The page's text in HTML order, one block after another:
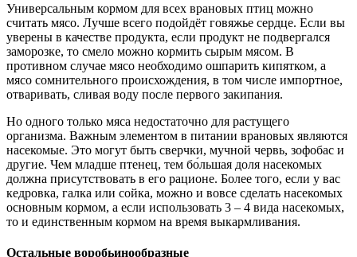
Универсальным кормом для всех врановых птиц можно
считать мясо. Лучше всего подойдёт говяжье сердце. Если вы
уверены в качестве продукта, если продукт не подвергался
заморозке, то смело можно кормить сырым мясом. В
противном случае мясо необходимо ошпарить кипятком, а
мясо сомнительного происхождения, в том числе импортное,
отваривать, сливая воду после первого закипания.
Но одного только мяса недостаточно для растущего
организма. Важным элементом в питании врановых являются
насекомые. Это могут быть сверчки, мучной червь, зофобас и
другие. Чем младше птенец, тем бо́льшая доля насекомых
должна присутствовать в его рационе. Более того, если у вас
кедровка, галка или сойка, можно и вовсе сделать насекомых
основным кормом, а если использовать 3 – 4 вида насекомых,
то и единственным кормом на время выкармливания.
Остальные воробьинообразные